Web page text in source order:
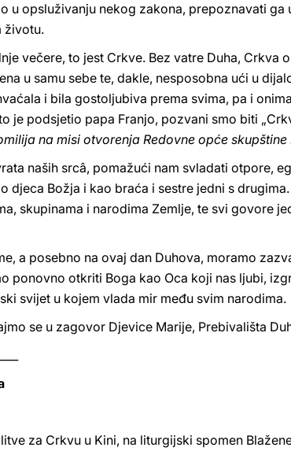
u opsluživanju nekog zakona, prepoznavati
životu.
večere, to jest Crkve. Bez vatre Duha, Crkva
u samu sebe te, dakle, nesposobna ući u
i bila gostoljubiva prema svima, pa i
je podsjetio papa Franjo, pozvani smo biti
na misi otvorenja Redovne opće skupštine
naših srcâ, pomažući nam svladati otpore,
djeca Božja i kao braća i sestre jedni s
skupinama i narodima Zemlje, te svi govore
a posebno na ovaj dan Duhova, moramo
ponovno otkriti Boga kao Oca koji nas ljubi,
svijet u kojem vlada mir među svim narodima.
se u zagovor Djevice Marije, Prebivališta
za Crkvu u Kini, na liturgijski spomen